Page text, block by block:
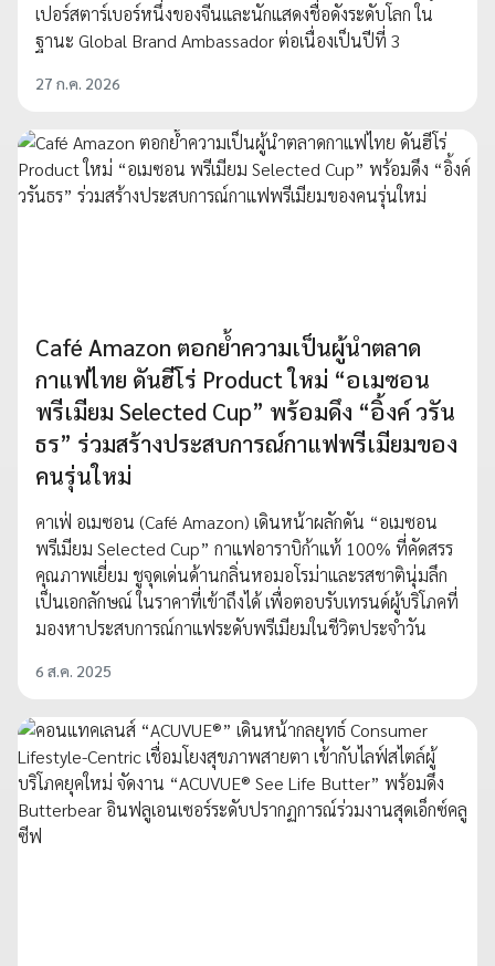
เปอร์สตาร์เบอร์หนึ่งของจีนและนักแสดงชื่อดังระดับโลก ใน
ฐานะ Global Brand Ambassador ต่อเนื่องเป็นปีที่ 3
27 ก.ค. 2026
Café Amazon ตอกย้ำความเป็นผู้นำตลาด
กาแฟไทย ดันฮีโร่ Product ใหม่ “อเมซอน
พรีเมียม Selected Cup” พร้อมดึง “อิ้งค์ วรัน
ธร” ร่วมสร้างประสบการณ์กาแฟพรีเมียมของ
คนรุ่นใหม่
คาเฟ่ อเมซอน (Café Amazon) เดินหน้าผลักดัน “อเมซอน
พรีเมียม Selected Cup” กาแฟอาราบิก้าแท้ 100% ที่คัดสรร
คุณภาพเยี่ยม ชูจุดเด่นด้านกลิ่นหอมอโรม่าและรสชาตินุ่มลึก
เป็นเอกลักษณ์ ในราคาที่เข้าถึงได้ เพื่อตอบรับเทรนด์ผู้บริโภคที่
มองหาประสบการณ์กาแฟระดับพรีเมียมในชีวิตประจำวัน
6 ส.ค. 2025